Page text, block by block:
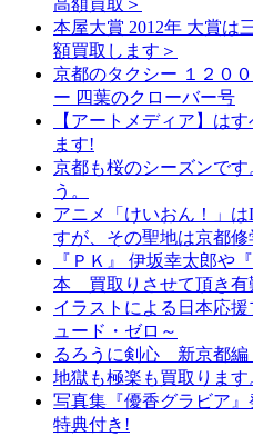
高額買取＞
本屋大賞 2012年 大賞
額買取します＞
京都のタクシー １２０
ー 四葉のクローバー号
【アートメディア】は
ます!
京都も桜のシーズンで
う。
アニメ「けいおん！」
すが、その聖地は京都修
『ＰＫ』 伊坂幸太郎や
本 買取りさせて頂き有
イラストによる日本応
ュード・ゼロ～
るろうに剣心 新京都
地獄も極楽も買取ります
写真集『優香グラビア
特典付き!